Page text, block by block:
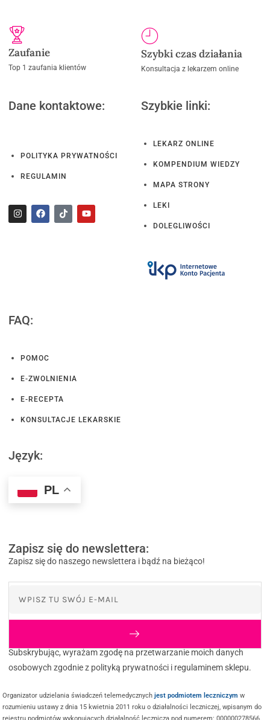
Zaufanie
Top 1 zaufania klientów
Szybki czas działania
Konsultacja z lekarzem online
Dane kontaktowe:
POLITYKA PRYWATNOŚCI
REGULAMIN
Szybkie linki:
LEKARZ ONLINE
KOMPENDIUM WIEDZY
MAPA STRONY
LEKI
DOLEGLIWOŚCI
FAQ:
POMOC
E-ZWOLNIENIA
E-RECEPTA
KONSULTACJE LEKARSKIE
Język:
PL
Zapisz się do newslettera:
Zapisz się do naszego newslettera i bądź na bieżąco!
Subskrybując, wyrażam zgodę na przetwarzanie moich danych
osobowych zgodnie z polityką prywatności i regulaminem sklepu.
Organizator udzielania świadczeń telemedycznychjest podmiotem leczniczym w
rozumieniu ustawy z dnia 15 kwietnia 2011 roku o działalności leczniczej, wpisanym do